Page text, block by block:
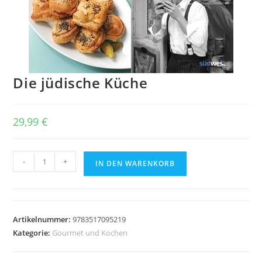
Die jüdische Küche
29,99€
jüdische
- + IN DEN WARENKORB
Artikelnummer:9783517095219
Kategorie: Gourmet und Kochen